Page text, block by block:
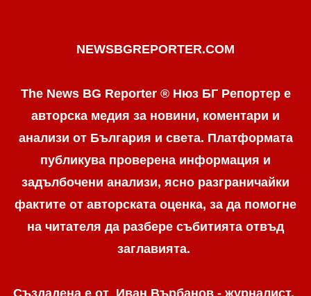
NEWSBGREPORTER.COM
The News BG Reporter ® Нюз БГ Репортер е
авторска медия за новини, коментари и
анализи от България и света. Платформата
публикува проверена информация и
задълбочени анализи, ясно разграничaйки
фактите от авторската оценка, за да помогне
на читателя да разбере събитията отвъд
заглавията.
Създадена е от Иван Върбанов - журналист,